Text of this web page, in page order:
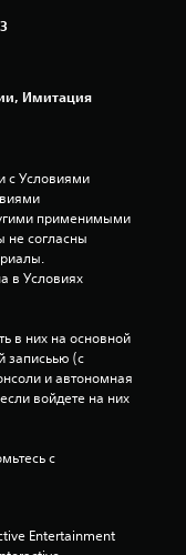
н
с
н
н
Имитация
с Условиями
применимыми
не согласны
в Условиях
в них на основной
записьью (с
и автономная
войдете на них
с
Entertainment